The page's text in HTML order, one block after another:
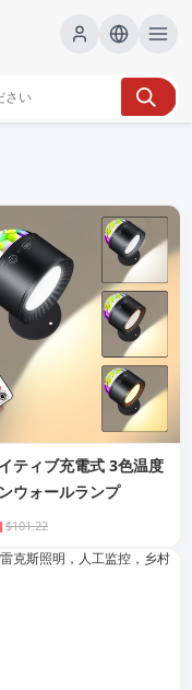
B2C
グデザイン,
ザイン性と機能性を両立
ティブ充電式 3色温度
ウォールランプ
$101.22